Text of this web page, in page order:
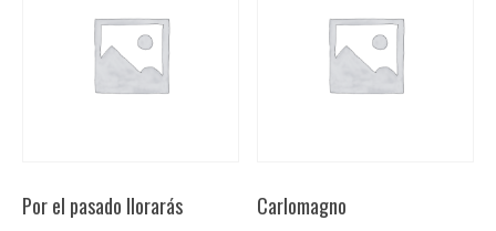
Por el pasado llorarás Carlomagno